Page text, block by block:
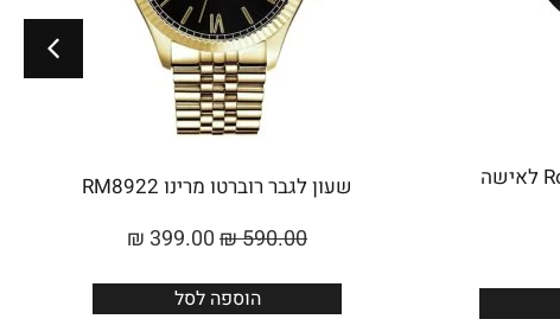
שעון Roberto Marino לאישה
שעון לגבר רוברטו מרינו RM8922
590.00
₪
399.00
₪
הוספה לסל